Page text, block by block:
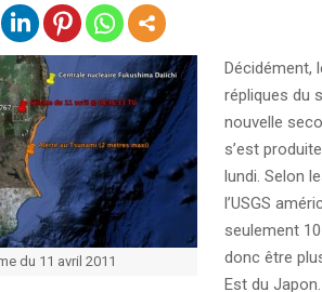
du 11 avril 2011
Décidément,
répliques du
nouvelle
s’est
lundi. Selon
l’USGS
seulement
donc être
Est du